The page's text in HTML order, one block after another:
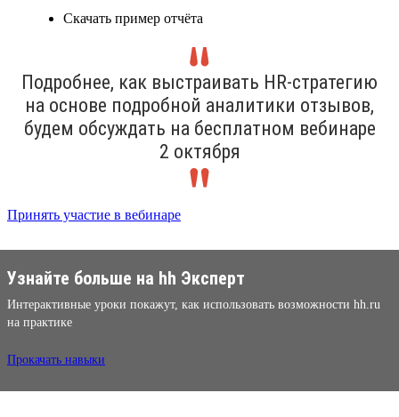
Скачать пример отчёта
Подробнее, как выстраивать HR-стратегию
на основе подробной аналитики отзывов,
будем обсуждать на бесплатном вебинаре
2 октября
Принять участие в вебинаре
Узнайте больше на hh Эксперт
Интерактивные уроки покажут, как использовать возможности hh.ru
на практике
Прокачать навыки